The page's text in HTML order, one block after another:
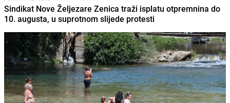
Sindikat Nove Željezare Zenica traži isplatu otpremnina do
10. augusta, u suprotnom slijede protesti